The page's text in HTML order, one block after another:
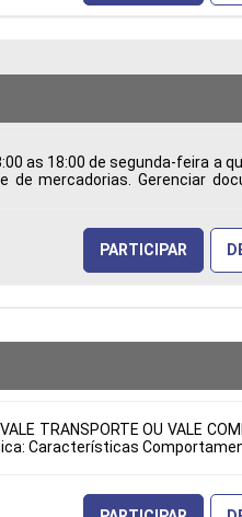
as 18:00 de segunda-feira a
mercadorias. Gerenciar
Administração de
PARTICIPAR
TRANSPORTE OU VALE
Características